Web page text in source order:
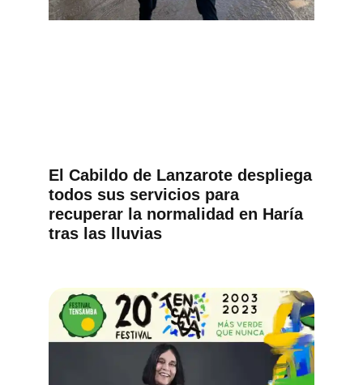
El Cabildo de Lanzarote despliega
todos sus servicios para
recuperar la normalidad en Haría
tras las lluvias